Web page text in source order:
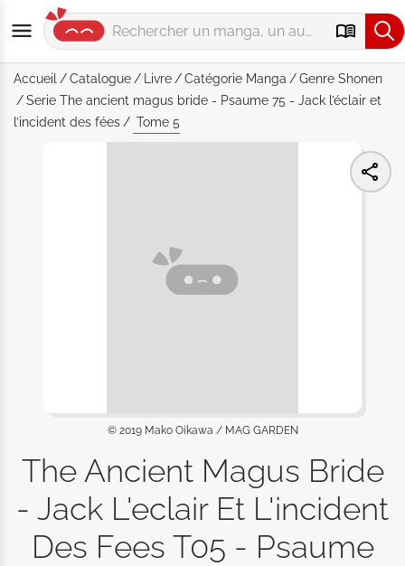
Accueil Catalogue Livre Catégorie Manga Genre Shonen
Serie The ancient magus bride - Psaume 75 - Jack l’éclair et
l’incident des fées
Tome 5
© 2019 Mako Oikawa / MAG GARDEN
The Ancient Magus Bride
- Jack L'eclair Et L'incident
Des Fees T05 - Psaume